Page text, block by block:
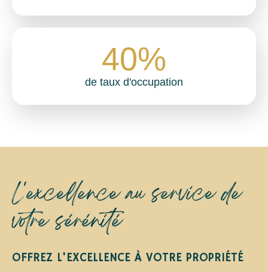
40%
de taux d'occupation
L'excellence au service de
votre sérénité
OFFREZ L'EXCELLENCE À VOTRE PROPRIÉTÉ